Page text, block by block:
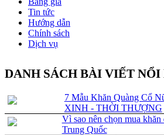
Tin tức
Hướng dẫn
Chính sách
Dịch vụ
DANH SÁCH BÀI VIẾT NỔI
7 Mẫu Khăn Quàng Cổ
XINH - THỜI THƯỢNG
Vì sao nên chọn mua khăn
Trung Quốc